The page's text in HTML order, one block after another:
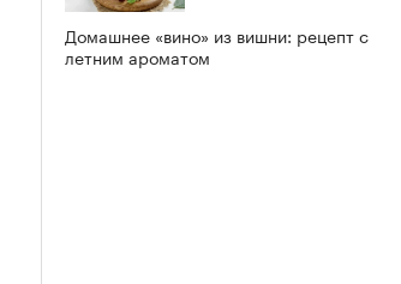
Домашнее «вино» из вишни: рецепт с
летним ароматом